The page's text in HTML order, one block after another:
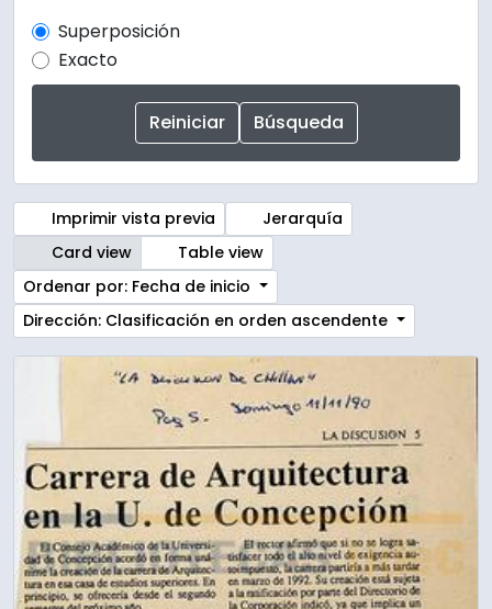
Superposición
Exacto
Imprimir vista previa
Jerarquía
Card view
Table view
Ordenar por: Fecha de inicio
Dirección: Clasificación en orden ascendente